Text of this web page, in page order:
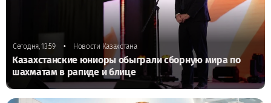
Сегодня, 13:59 • Новости Казахстана
Казахстанские юниоры обыграли сборную мира по
шахматам в рапиде и блице